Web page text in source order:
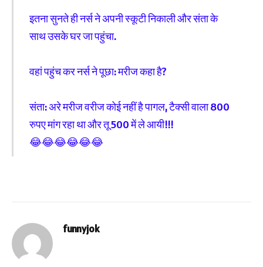
इतना सुनते ही नर्स ने अपनी स्कूटी निकाली और संता के
साथ उसके घर जा पहुंचा.
वहां पहुंच कर नर्स ने पूछा: मरीज कहा है?
संता: अरे मरीज वरीज कोई नहीं है पागल, टैक्सी वाला 800
रुपए मांग रहा था और तू 500 में ले आयी!!!
😂😂😂😂😂😂
funnyjok